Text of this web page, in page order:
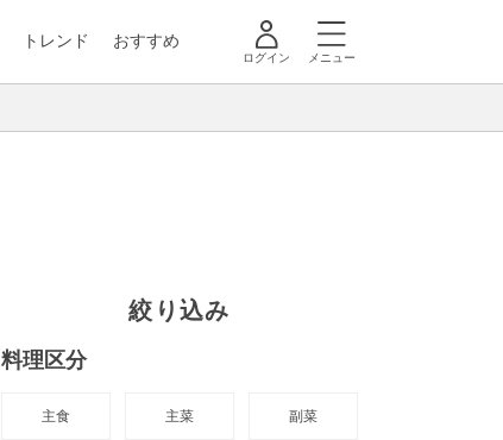
トレンド おすすめ
ログイン メニュー
絞り込み
料理区分
主食 主菜 副菜